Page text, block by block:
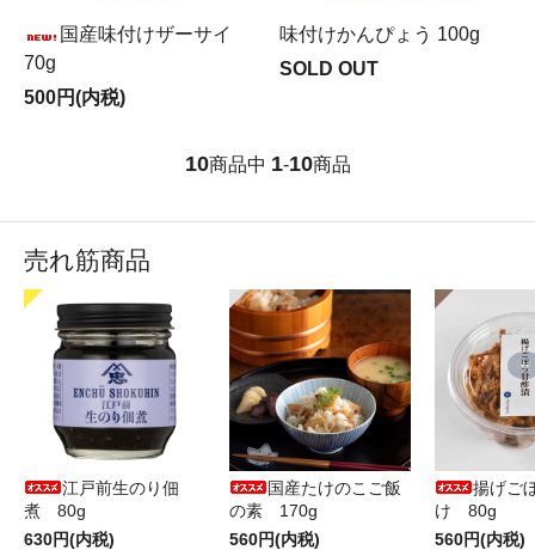
国産味付けザーサイ
70g
500円(内税)
味付けかんぴょう 100g
SOLD OUT
10商品中 1-10商品
売れ筋商品
江戸前生のり佃
煮 80g
630円(内税)
国産たけのこご飯
の素 170g
560円(内税)
揚げご
け 80g
560円(内税)